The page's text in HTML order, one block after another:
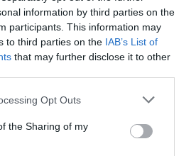
information by third parties on the
participants. This information may
to third parties on the IAB’s List of
that may further disclose it to other
Opt Outs
the Sharing of my